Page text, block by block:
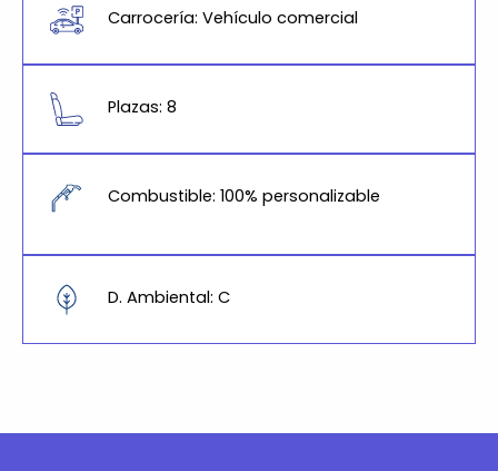
Carrocería: Vehículo comercial
Plazas: 8
Combustible: 100% personalizable
D. Ambiental: C